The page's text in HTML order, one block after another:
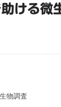
ける微
物調査